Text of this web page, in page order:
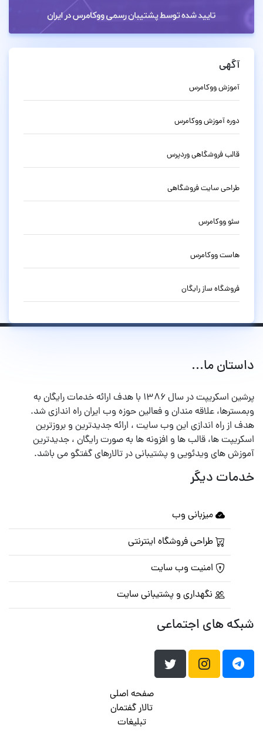
آگهی
آموزش ووکامرس
دوره آموزش ووکامرس
قالب فروشگاهی وردپرس
طراحی سایت فروشگاهی
سئو ووکامرس
هاست ووکامرس
فروشگاه ساز رایگان
داستان ما...
پرشین اسکریپت در سال ۱۳۸۶ با هدف ارائه خدمات رایگان به
وبمسترها، علاقه مندان و فعالین حوزه وب ایران راه اندازی شد.
هدف از راه اندازی این وب سایت ، ارائه جدیدترین و بروزترین
اسکریپت ها، قالب ها و افزونه ها به صورت رایگان ، جدیدترین
آموزش های ویدئویی و پشتیبانی در تالارهای گفتگو می باشد.
خدمات دیگر
میزبانی وب
طراحی فروشگاه اینترنتی
امنیت وب سایت
نگهداری و پشتیبانی سایت
شبکه های اجتماعی
صفحه اصلی
تالار گفتمان
تبلیغات